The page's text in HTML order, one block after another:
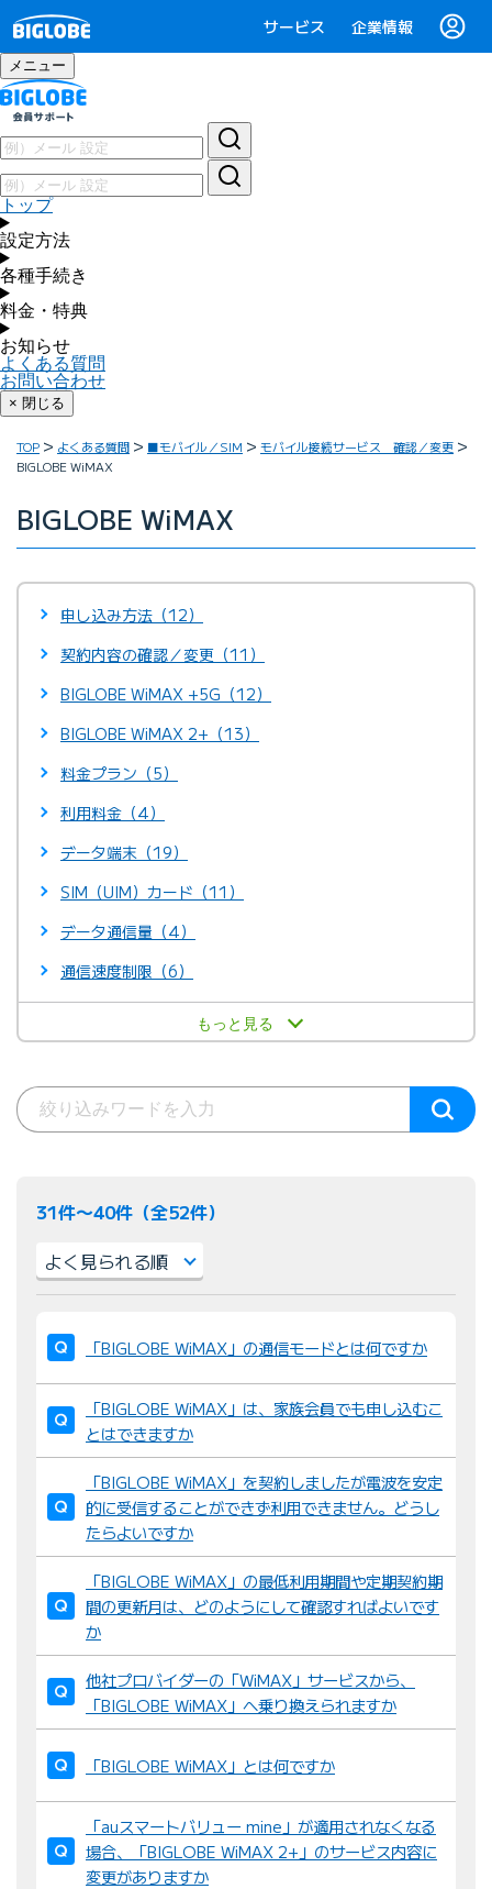
サービス 企業情報
メニュー
トップ
設定方法
各種手続き
料金・特典
お知らせ
よくある質問
お問い合わせ
× 閉じる
TOP よくある質問 ■モバイル／SIM
モバイル接続サービス 確認／変更
BIGLOBE WiMAX
BIGLOBE WiMAX
申し込み方法（12）
契約内容の確認／変更（11）
BIGLOBE WiMAX +5G（12）
BIGLOBE WiMAX 2+（13）
料金プラン（5）
利用料金（4）
データ端末（19）
SIM（UIM）カード（11）
データ通信量（4）
通信速度制限（6）
もっと見る
31件〜40件（全52件）
び
替
え
：
「BIGLOBE WiMAX」の通信モードとは何ですか
「BIGLOBE WiMAX」は、家族会員でも申し込むこ
とはできますか
「BIGLOBE WiMAX」を契約しましたが電波を安定
的に受信することができず利用できません。どうし
たらよいですか
「BIGLOBE WiMAX」の最低利用期間や定期契約期
間の更新月は、どのようにして確認すればよいです
か
他社プロバイダーの「WiMAX」サービスから、
「BIGLOBE WiMAX」へ乗り換えられますか
「BIGLOBE WiMAX」とは何ですか
「auスマートバリュー mine」が適用されなくなる
場合、「BIGLOBE WiMAX 2+」のサービス内容に
変更がありますか